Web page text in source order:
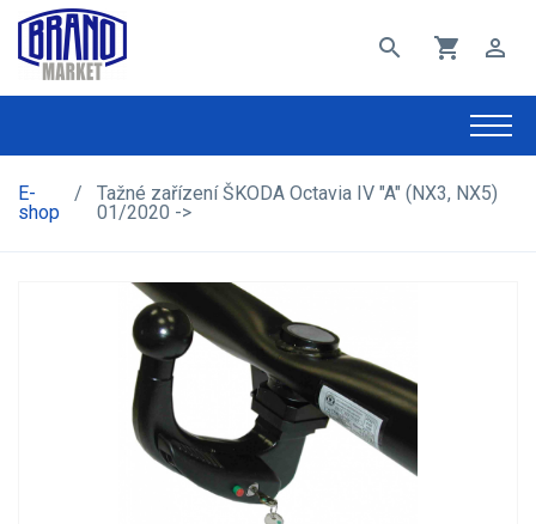
search shopping_cart perm_identity
E-
shop
/
Tažné zařízení ŠKODA Octavia IV "A" (NX3, NX5)
01/2020 ->